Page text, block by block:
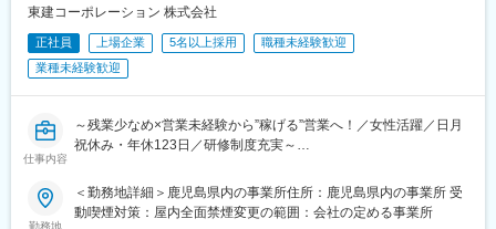
・打合せ業務
■キャリアパス：
・中途入社がほとんどであり、様々なバックグラウンドを持つ方
が活躍しています。
■ワークライフバランス：
・年休110日、残業は月20時間程度と、プライベートも充実◎
・出張はほとんどなく、年に1～2回程度で、福岡や沖縄の営業所
東建コーポレーション 株式会社
正社員 上場企業 5名以上採用
職種未経験歓迎
業種未経験歓迎
仕事内容
～残業少なめ×営業未経験から”稼げる”営業へ！／女性活躍／日月
祝休み・年休123日／研修制度充実～
＼＼ここが魅力／／
◎業界トップレベルのインセンティブ制度で高年収社員多数！
勤務地
＜勤務地詳細＞鹿児島県内の事業所住所：鹿児島県内の事業所 受
動喫煙対策：屋内全面禁煙変更の範囲：会社の定める事業所